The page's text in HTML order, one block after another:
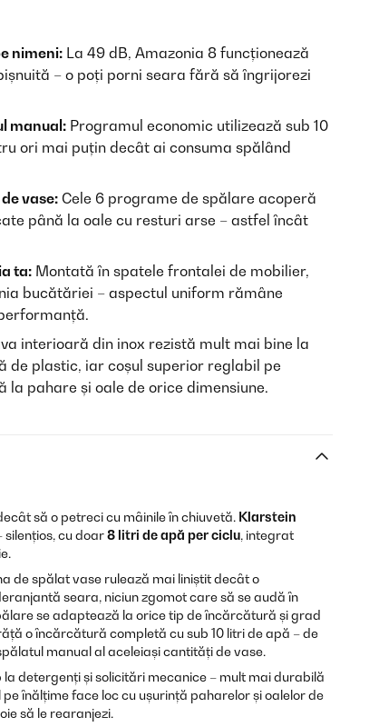
nimeni: La 49 dB, Amazonia 8 funcționează
– o poți porni seara fără să îngrijorezi
manual: Programul economic utilizează sub 10
ori mai puțin decât ai consuma spălând
vase: Cele 6 programe de spălare acoperă
până la oale cu resturi arse – astfel încât
ta: Montată în spatele frontalei de mobilier,
bucătăriei – aspectul uniform rămâne
interioară din inox rezistă mult mai bine la
de plastic, iar coșul superior reglabil pe
pahare și oale de orice dimensiune.
să o petreci cu mâinile în chiuvetă. Klarstein
silențios, cu doar8 litri de apă per ciclu, integrat
de spălat vase rulează mai liniștit decât o
seara, niciun zgomot care să se audă în
se adaptează la orice tip de încărcătură și grad
o încărcătură completă cu sub 10 litri de apă – de
manual al aceleiași cantități de vase.
detergenți și solicitări mecanice – mult mai durabilă
înălțime face loc cu ușurință paharelor și oalelor de
să le rearanjezi.